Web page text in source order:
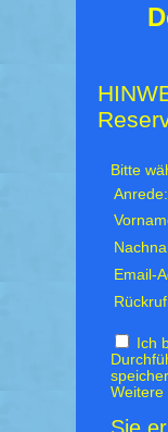
Bitte
Anrede:
Email-
Ich
Weitere